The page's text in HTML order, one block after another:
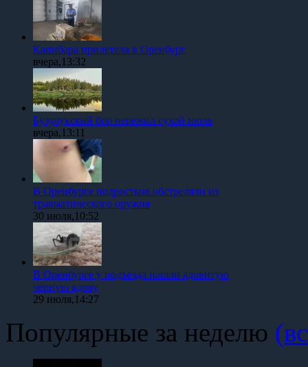
Капибара прилетела в Оренбург
вчера,13:32
Бузулукский бор пережил сухой июль
вчера,13:11
В Оренбурге подростков обстреляли из
травматического оружия
30 июля,10:52
В Оренбурге у подъезда нашли ядовитую
чёрную вдову
29 июля,14:27
Популярные за неделю